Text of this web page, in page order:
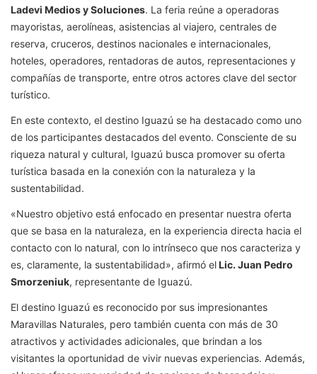
Ladevi Medios y Soluciones. La feria reúne a operadoras
mayoristas, aerolíneas, asistencias al viajero, centrales de
reserva, cruceros, destinos nacionales e internacionales,
hoteles, operadores, rentadoras de autos, representaciones y
compañías de transporte, entre otros actores clave del sector
turístico.
En este contexto, el destino Iguazú se ha destacado como uno
de los participantes destacados del evento. Consciente de su
riqueza natural y cultural, Iguazú busca promover su oferta
turística basada en la conexión con la naturaleza y la
sustentabilidad.
«Nuestro objetivo está enfocado en presentar nuestra oferta
que se basa en la naturaleza, en la experiencia directa hacia el
contacto con lo natural, con lo intrínseco que nos caracteriza y
es, claramente, la sustentabilidad», afirmó elLic. Juan Pedro
Smorzeniuk, representante de Iguazú.
El destino Iguazú es reconocido por sus impresionantes
Maravillas Naturales, pero también cuenta con más de 30
atractivos y actividades adicionales, que brindan a los
visitantes la oportunidad de vivir nuevas experiencias. Además,